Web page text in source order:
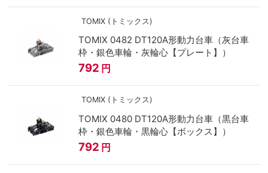
TOMIX (トミックス)
TOMIX 0482 DT120A形動力台車（灰台車
枠・銀色車輪・灰輪心【プレート】）
792 円
TOMIX (トミックス)
TOMIX 0480 DT120A形動力台車（黒台車
枠・銀色車輪・黒輪心【ボックス】）
792 円